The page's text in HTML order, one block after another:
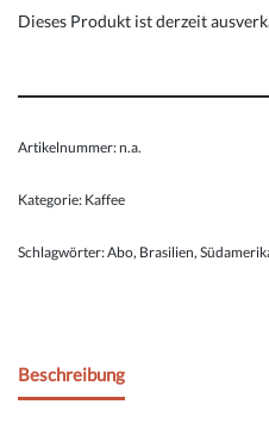
Dieses Produkt ist derzeit
Artikelnummer:n.a.
Kategorie: Kaffee
Schlagwörter:Abo, Brasilien,
Beschreibung